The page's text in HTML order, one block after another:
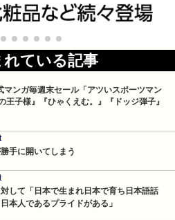
れている記事
マンガ毎週末セール「アツいスポーツマン
子様』『ひゃくえむ。』『ドッジ弾子』
手に開いてしまう
して「日本で生まれ日本で育ち日本語話
本人であるプライドがある」